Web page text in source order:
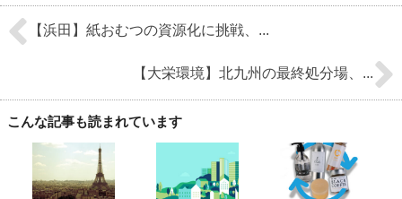
【浜田】紙おむつの資源化に挑戦、...
【大栄環境】北九州の最終処分場、...
こんな記事も読まれています